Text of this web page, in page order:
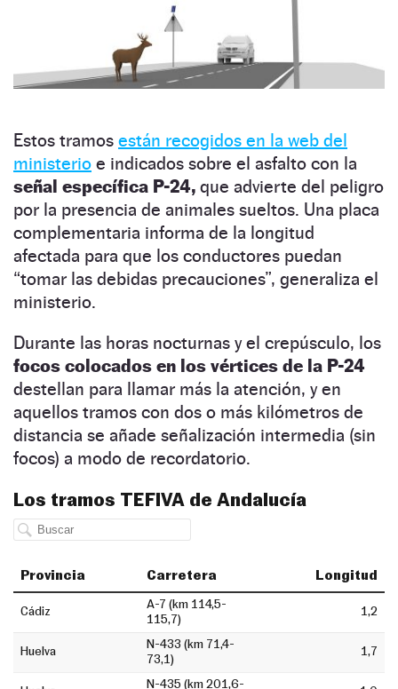
Estos tramos están recogidos en la web del
ministerio e indicados sobre el asfalto con la
señal específica P-24, que advierte del peligro
por la presencia de animales sueltos. Una placa
complementaria informa de la longitud
afectada para que los conductores puedan
“tomar las debidas precauciones”, generaliza el
ministerio.
Durante las horas nocturnas y el crepúsculo, los
focos colocados en los vértices de la P-24
destellan para llamar más la atención, y en
aquellos tramos con dos o más kilómetros de
distancia se añade señalización intermedia (sin
focos) a modo de recordatorio.